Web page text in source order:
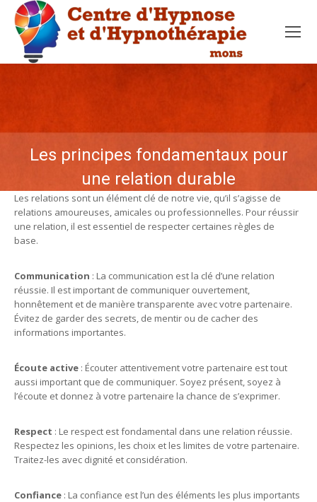
Les principes fondamentaux pour
une relation durable
Les relations sont un élément clé de notre vie, qu’il s’agisse de
relations amoureuses, amicales ou professionnelles. Pour réussir
une relation, il est essentiel de respecter certaines règles de
base.
Communication : La communication est la clé d’une relation
réussie. Il est important de communiquer ouvertement,
honnêtement et de manière transparente avec votre partenaire.
Évitez de garder des secrets, de mentir ou de cacher des
informations importantes.
Écoute active : Écouter attentivement votre partenaire est tout
aussi important que de communiquer. Soyez présent, soyez à
l’écoute et donnez à votre partenaire la chance de s’exprimer.
Respect : Le respect est fondamental dans une relation réussie.
Respectez les opinions, les choix et les limites de votre partenaire.
Traitez-les avec dignité et considération.
Confiance : La confiance est l’un des éléments les plus importants